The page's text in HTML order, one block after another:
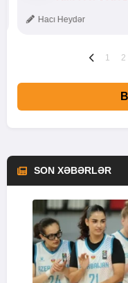
Hacı Heydər
1 2
SON XƏBƏRLƏR